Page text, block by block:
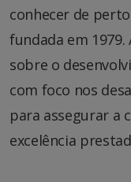
conhecer de
fundada em
sobre o
com foco nos
para assegurar a
excelência